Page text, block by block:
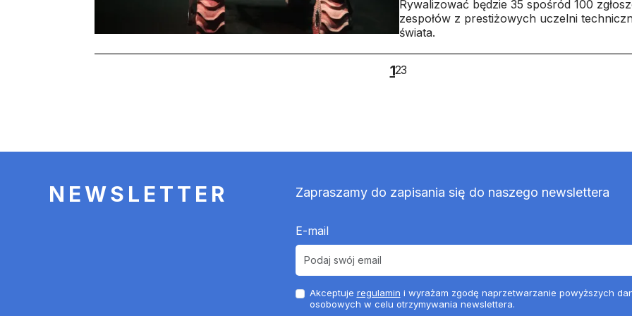
Rywalizować będzie 35 spośród 100
zespołów z prestiżowych uczelni
świata.
123
NEWSLETTER Zapraszamy do zapisania się do naszego newslettera
E-mail
Akceptuje regulamin i wyrażam zgodę naprzetwarzanie powyższych
osobowych w celu otrzymywania newslettera.